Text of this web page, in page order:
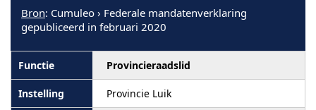
Bron: Cumuleo › Federale mandatenverklaring
gepubliceerd in februari 2020
Provincieraadslid
Provincie Luik